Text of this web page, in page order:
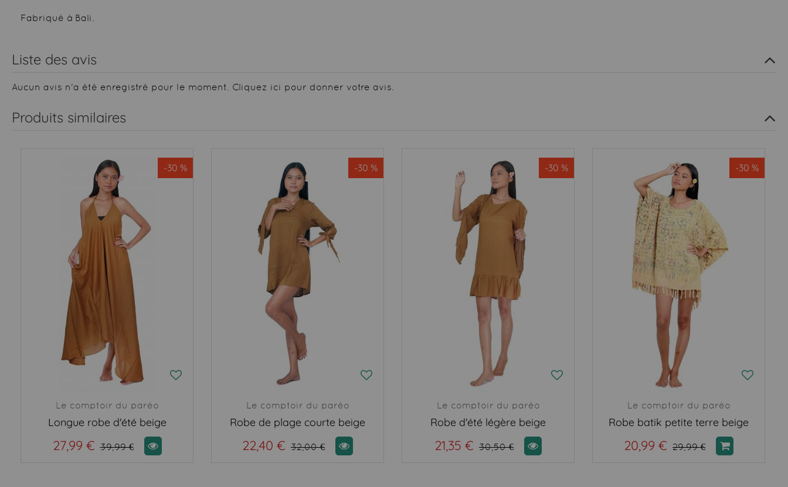
Fabriqué à Bali.
Liste des avis
Aucun avis n'a été enregistré pour le moment. Cliquez ici pour donner votre avis.
Produits similaires
-30 %
Le comptoir du paréo
Longue robe d'été beige
27,99 € 39,99 €
-30 %
Le comptoir du paréo
Robe de plage courte beige
22,40 € 32,00 €
-30 %
Le comptoir du paréo
Robe d'été légère beige
21,35 € 30,50 €
-30 %
Le comptoir du paréo
Robe batik petite terre beige
20,99 € 29,99 €